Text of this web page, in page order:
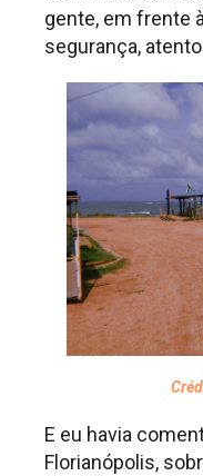
gente, em frente
segurança,
E eu havia
Florianópolis,